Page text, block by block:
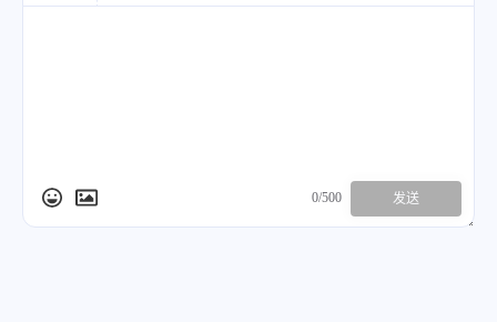
0/500 发送